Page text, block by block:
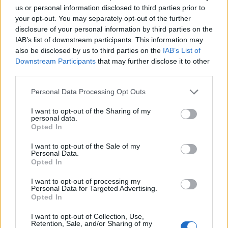
us or personal information disclosed to third parties prior to
your opt-out. You may separately opt-out of the further
disclosure of your personal information by third parties on the
IAB’s list of downstream participants. This information may
also be disclosed by us to third parties on the IAB’s List of
Downstream Participants that may further disclose it to other
Personal Data Processing Opt Outs
I want to opt-out of the Sharing of my
personal data.
Opted In
I want to opt-out of the Sale of my
Personal Data.
Opted In
I want to opt-out of processing my
Personal Data for Targeted Advertising.
Opted In
I want to opt-out of Collection, Use,
Retention, Sale, and/or Sharing of my
Classic Mantra
Riepilogo stagione
2 - 6%
Squalificato 0 - 0%
Inutilizzato 28 - 93